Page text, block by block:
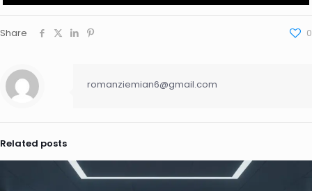
Share 0
romanziemian6@gmail.com
Related posts